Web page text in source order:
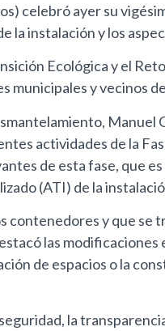
celebró ayer su
la instalación y los
Ecológica y el
municipales y vecinos
actividades de la
de esta fase, que
(ATI) de la
y que se
las
de espacios o la
la